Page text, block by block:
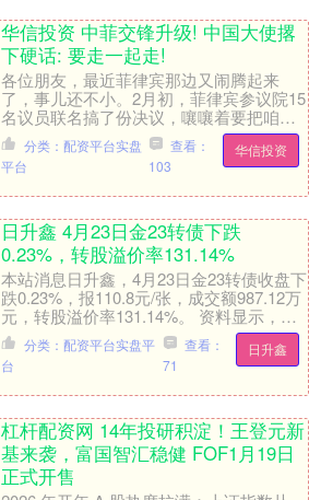
华信投资 中菲交锋升级! 中国大使撂
下硬话: 要走一起走!
各位朋友，最近菲律宾那边又闹腾起来
了，事儿还不小。2月初，菲律宾参议院15
名议员联名搞了份决议，嚷嚷着要把咱们
中国驻菲外交官列为“不受欢迎的人”，这基
本等于下逐....
华信投资
分类：配资平台实盘
平台
查看：
103
日升鑫 4月23日金23转债下跌
0.23%，转股溢价率131.14%
本站消息日升鑫，4月23日金23转债收盘下
跌0.23%，报110.8元/张，成交额987.12万
元，转股溢价率131.14%。 资料显示，金
23转债信用级别为“....
日升鑫
分类：配资平台实盘平
台
查看：
71
杠杆配资网 14年投研积淀！王登元新
基来袭，富国智汇稳健 FOF1月19日
正式开售